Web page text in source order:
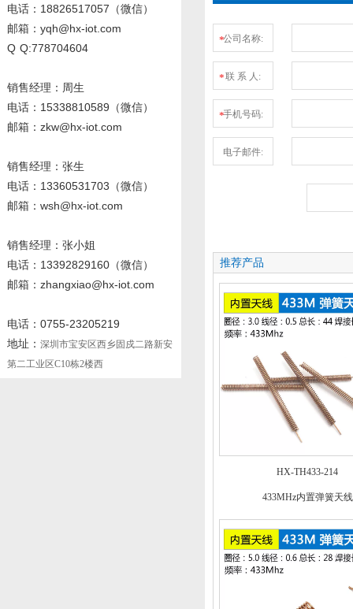
电话：18826517057（微信）
邮箱：yqh@hx-iot.com
Q Q:778704604
销售经理：周生
电话 ：15338810589 （微信）
邮箱：zkw@hx-iot.com
销售经理：张生
电话 ：13360531703 （微信）
邮箱：wsh@hx-iot.com
销售经理：张小姐
电话 ：13392829160 （微信）
邮箱：zhangxiao@hx-iot.com
电话：0755-23205219
地址： 深圳市宝安区西乡固戍二路新安
第二工业区C10栋2楼西
*公司名称:
*联 系 人:
*手机号码:
电子邮件:
推荐产品
HX-TH433-214
433MHz内置弹簧天线